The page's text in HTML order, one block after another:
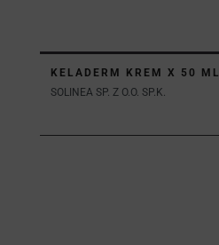
KELADERM KREM X 50 ML
SOLINEA SP. Z O.O. SP.K.